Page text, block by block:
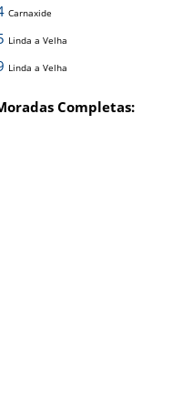
Carnaxide
Linda a Velha
Linda a Velha
Completas: